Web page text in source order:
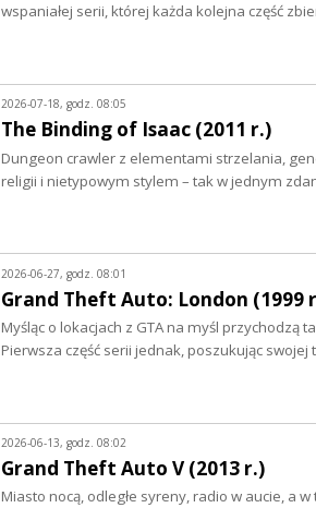
wspaniałej serii, której każda kolejna część
2026-07-18, godz. 08:05
The Binding of Isaac (2011 r.)
Dungeon crawler z elementami strzelania,
religii i nietypowym stylem – tak w jednym
2026-06-27, godz. 08:01
Grand Theft Auto: London (1999
Myśląc o lokacjach z GTA na myśl przychodzą
Pierwsza część serii jednak, poszukując
2026-06-13, godz. 08:02
Grand Theft Auto V (2013 r.)
Miasto nocą, odległe syreny, radio w aucie, a